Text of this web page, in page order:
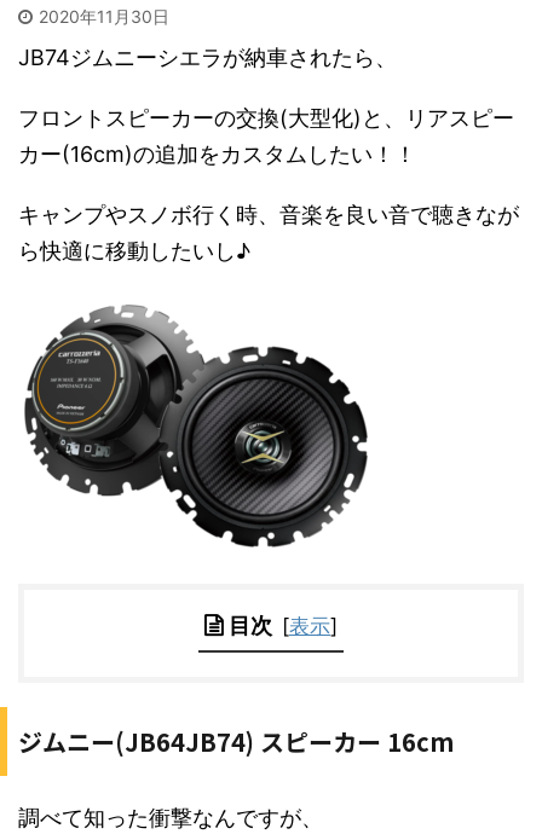
2020年11月30日
JB74ジムニーシエラが納車されたら、
フロントスピーカーの交換(大型化)と、リアスピー
カー(16cm)の追加をカスタムしたい！！
キャンプやスノボ行く時、音楽を良い音で聴きなが
ら快適に移動したいし♪
目次 [表示]
ジムニー(JB64JB74) スピーカー 16cm
調べて知った衝撃なんですが、